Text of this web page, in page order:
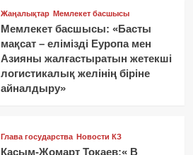
Жаңалықтар Мемлекет басшысы
Мемлекет басшысы: «Басты
мақсат – елімізді Еуропа мен
Азияны жалғастыратын жетекші
логистикалық желінің біріне
айналдыру»
Глава государства Новости КЗ
Касым-Жомарт Токаев:« В